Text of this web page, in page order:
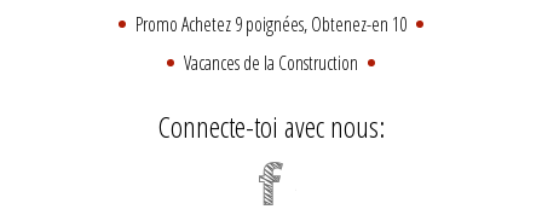
Promo Achetez 9 poignées, Obtenez-en 10
Vacances de la Construction
Connecte-toi avec nous: